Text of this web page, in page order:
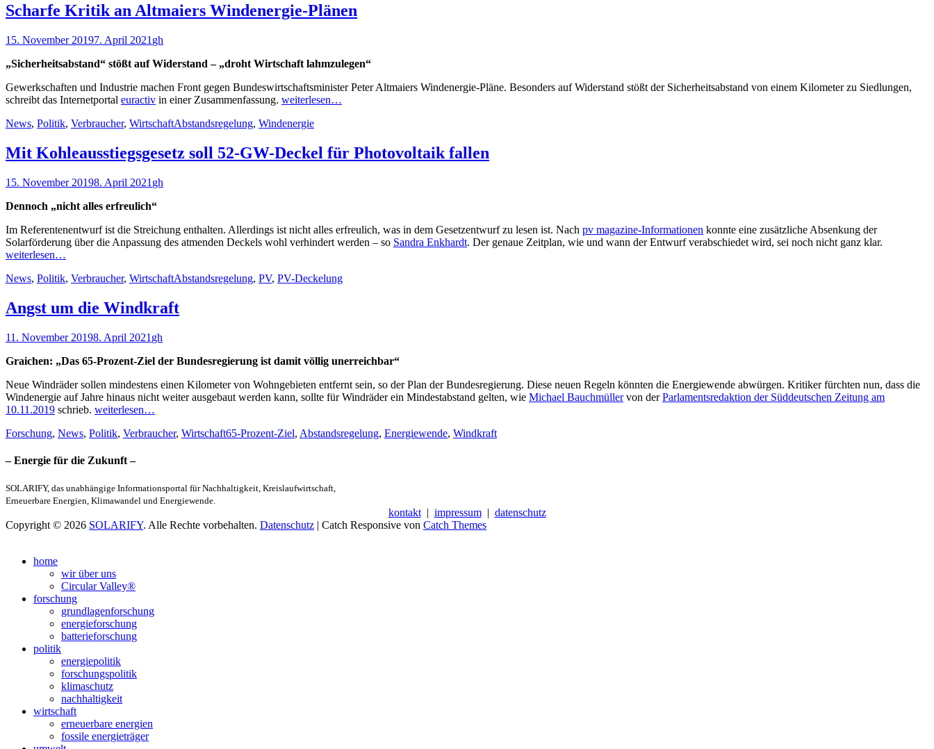
Scharfe Kritik an Altmaiers Windenergie-Plänen
Veröffentlicht
15. November 20197. April 2021 Autor
gh
„Sicherheitsabstand“ stößt auf Widerstand – „droht Wirtschaft lahmzulegen“
Gewerkschaften und Industrie machen Front gegen Bundeswirtschaftsminister Peter Altmaiers Windenergie-Pläne. Besonders auf Widerstand stößt der Sicherheitsabstand von einem Kilometer zu Siedlungen,
schreibt das Internetportal euractiv in einer Zusammenfassung. weiterlesen…
Kategorien
News, Politik, Verbraucher, WirtschaftSchlagworte
Abstandsregelung, Windenergie
Mit Kohleausstiegsgesetz soll 52-GW-Deckel für Photovoltaik fallen
Veröffentlicht
15. November 20198. April 2021 Autor
gh
Dennoch „nicht alles erfreulich“
Im Referentenentwurf ist die Streichung enthalten. Allerdings ist nicht alles erfreulich, was in dem Gesetzentwurf zu lesen ist. Nach pv magazine-Informationen konnte eine zusätzliche Absenkung der
Solarförderung über die Anpassung des atmenden Deckels wohl verhindert werden – so Sandra Enkhardt. Der genaue Zeitplan, wie und wann der Entwurf verabschiedet wird, sei noch nicht ganz klar.
weiterlesen…
Kategorien
News, Politik, Verbraucher, WirtschaftSchlagworte
Abstandsregelung, PV, PV-Deckelung
Angst um die Windkraft
Veröffentlicht
11. November 20198. April 2021 Autor
gh
Graichen: „Das 65-Prozent-Ziel der Bundesregierung ist damit völlig unerreichbar“
Neue Windräder sollen mindestens einen Kilometer von Wohngebieten entfernt sein, so der Plan der Bundesregierung. Diese neuen Regeln könnten die Energiewende abwürgen. Kritiker fürchten nun, dass die
Windenergie auf Jahre hinaus nicht weiter ausgebaut werden kann, sollte für Windräder ein Mindestabstand gelten, wie Michael Bauchmüllervon derParlamentsredaktion der Süddeutschen Zeitung am
10.11.2019 schrieb. weiterlesen…
Kategorien
Forschung, News, Politik, Verbraucher, WirtschaftSchlagworte
65-Prozent-Ziel, Abstandsregelung, Energiewende, Windkraft
– Energie für die Zukunft –
SOLARIFY, das unabhängige Informationsportal für Nachhaltigkeit, Kreislaufwirtschaft,
Erneuerbare Energien, Klimawandel und Energiewende.
kontakt| impressum| datenschutz
Copyright © 2026 SOLARIFY. Alle Rechte vorbehalten. Datenschutz | Catch Responsive von Catch Themes
oben
scrollen
home
wir über uns
Circular Valley®
forschung
grundlagenforschung
energieforschung
batterieforschung
politik
energiepolitik
forschungspolitik
klimaschutz
nachhaltigkeit
wirtschaft
erneuerbare energien
fossile energieträger